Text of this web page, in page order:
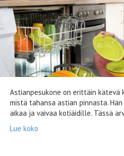
Astianpesukone on erittäin kätevä
mistä tahansa astian pinnasta.
aikaa ja vaivaa kotiäidille. Tässä
Lue koko